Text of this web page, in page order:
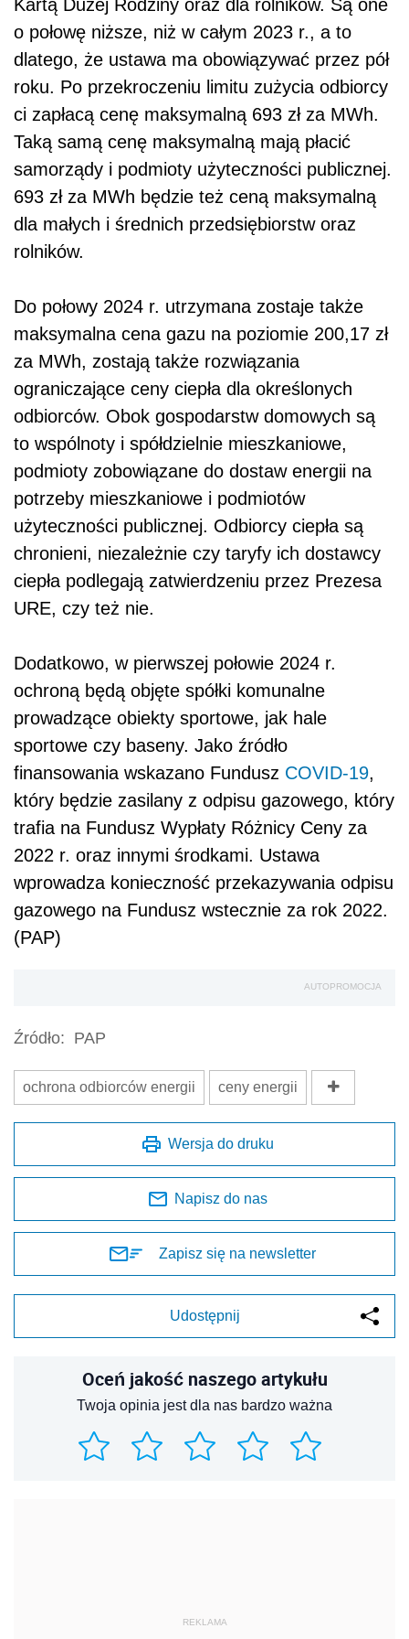
Kartą Dużej Rodziny oraz dla rolników. Są one
o połowę niższe, niż w całym 2023 r., a to
dlatego, że ustawa ma obowiązywać przez pół
roku. Po przekroczeniu limitu zużycia odbiorcy
ci zapłacą cenę maksymalną 693 zł za MWh.
Taką samą cenę maksymalną mają płacić
samorządy i podmioty użyteczności publicznej.
693 zł za MWh będzie też ceną maksymalną
dla małych i średnich przedsiębiorstw oraz
rolników.
Do połowy 2024 r. utrzymana zostaje także
maksymalna cena gazu na poziomie 200,17 zł
za MWh, zostają także rozwiązania
ograniczające ceny ciepła dla określonych
odbiorców. Obok gospodarstw domowych są
to wspólnoty i spółdzielnie mieszkaniowe,
podmioty zobowiązane do dostaw energii na
potrzeby mieszkaniowe i podmiotów
użyteczności publicznej. Odbiorcy ciepła są
chronieni, niezależnie czy taryfy ich dostawcy
ciepła podlegają zatwierdzeniu przez Prezesa
URE, czy też nie.
Dodatkowo, w pierwszej połowie 2024 r.
ochroną będą objęte spółki komunalne
prowadzące obiekty sportowe, jak hale
sportowe czy baseny. Jako źródło
finansowania wskazano Fundusz COVID-19,
który będzie zasilany z odpisu gazowego, który
trafia na Fundusz Wypłaty Różnicy Ceny za
2022 r. oraz innymi środkami. Ustawa
wprowadza konieczność przekazywania odpisu
gazowego na Fundusz wstecznie za rok 2022.
(PAP)
AUTOPROMOCJA
Źródło: PAP
ochrona odbiorców energii ceny energii
Wersja do druku
Napisz do nas
Zapisz się na newsletter
Udostępnij
Oceń jakość naszego artykułu
Twoja opinia jest dla nas bardzo ważna
REKLAMA